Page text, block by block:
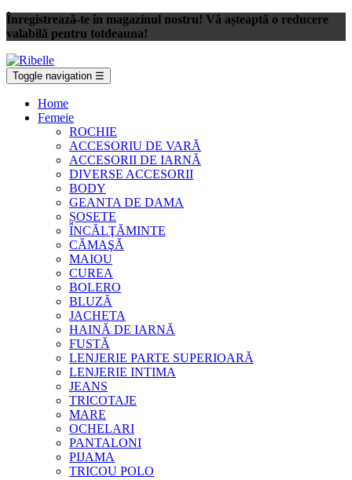
Înregistrează-te în magazinul nostru! Vă așteaptă o reducere
valabilă pentru totdeauna!
Toggle navigation ☰
Home
Femeie
ROCHIE
ACCESORIU DE VARĂ
ACCESORII DE IARNĂ
DIVERSE ACCESORII
BODY
GEANTA DE DAMA
ȘOSETE
ÎNCĂLŢĂMINTE
CĂMAŞĂ
MAIOU
CUREA
BOLERO
BLUZĂ
JACHETA
HAINĂ DE IARNĂ
FUSTĂ
LENJERIE PARTE SUPERIOARĂ
LENJERIE INTIMA
JEANS
TRICOTAJE
MARE
OCHELARI
PANTALONI
PIJAMA
TRICOU POLO